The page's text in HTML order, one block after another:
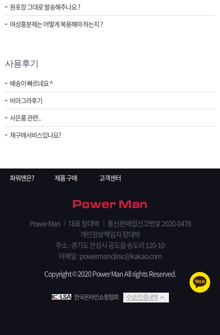
원포장 그대로 발송해주나요 ?
여성흥분제는 어떻게 복용해야 하는지 ?
사용후기
배송이 빠르네요 ^
비아그라후기
사은품 관련..
재구매서비스있나요?
파워맨은? 제품 구매 고객센터
Power Man 대표 장대박
통신판매업신고번호 2020-0478
개인정보책임자 장대박
주소 : 경기도 안성시 공도읍 숭도리 120-10
이메일 : powermanclinic@kakao.com
Copyright © 2020 Power Man All rights Reserved.
한국온라인쇼핑협회 수상/인증내역